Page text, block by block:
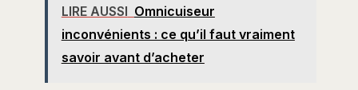
LIRE AUSSI Omnicuiseur
inconvénients : ce qu’il faut vraiment
savoir avant d’acheter